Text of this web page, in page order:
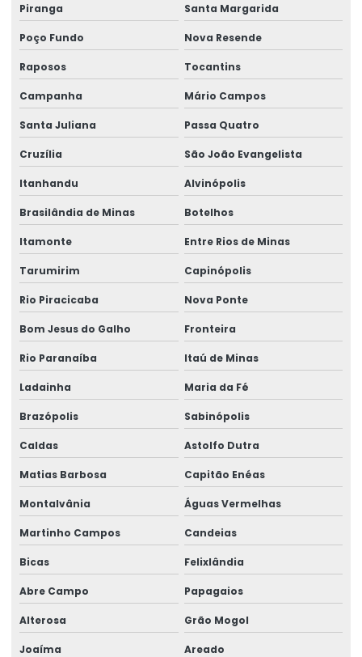
Piranga Santa Margarida
Poço Fundo Nova Resende
Raposos Tocantins
Campanha Mário Campos
Santa Juliana Passa Quatro
Cruzília São João Evangelista
Itanhandu Alvinópolis
Brasilândia de Minas Botelhos
Itamonte Entre Rios de Minas
Tarumirim Capinópolis
Rio Piracicaba Nova Ponte
Bom Jesus do Galho Fronteira
Rio Paranaíba Itaú de Minas
Ladainha Maria da Fé
Brazópolis Sabinópolis
Caldas Astolfo Dutra
Matias Barbosa Capitão Enéas
Montalvânia Águas Vermelhas
Martinho Campos Candeias
Bicas Felixlândia
Abre Campo Papagaios
Alterosa Grão Mogol
Joaíma Areado